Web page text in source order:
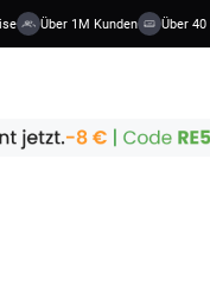
Über 1M Kunden Über 40